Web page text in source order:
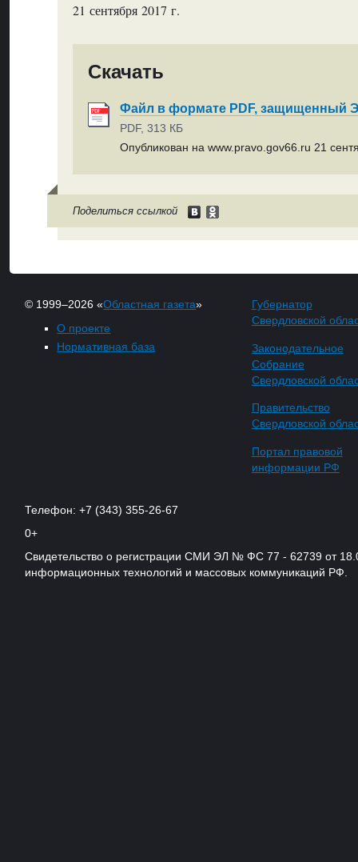
21 сентября 2017 г.
Скачать
Файл в формате PDF, защищенный
PDF, 313 КБ
Опубликован на www.pravo.gov66.ru 21
Поделиться ссылкой
© 1999–2026 «Областная газета»
О проекте
Нормативная база
Губернатор
Свердловской
Законодательное
Собрание
Свердловской
Правительство
Свердловской
Портал правовой
информации РФ
Телефон: +7 (343) 355-26-67
0+
Свидетельство о регистрации СМИ ЭЛ № ФС 77 - 62739 от
информационных технологий и массовых коммуникаций РФ.